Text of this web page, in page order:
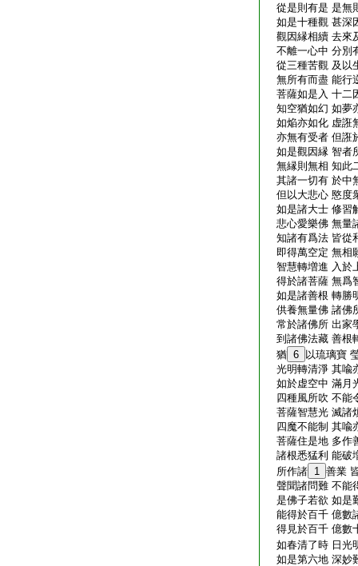
從是則有是 是無
如是十種觀 甚深
觀因縁相續 去來
不離一心中 分別
從三種苦觀 及以
無所有而盡 能行
菩薩如是入 十二
知空猶如幻 如夢
如焔亦如化 虚誑
亦無有受者 但誑
如是觀因縁 智者
無縁則無相 知此
其諸一切有 於中
但以大悲心 愍度
如是諸大士 修習
悲心愛樂佛 無量
知諸有爲法 皆從
即得萬空定 無相
智慧轉増進 入於
得於諸菩薩 無爲
如是諸善根 轉勝
供養無量佛 諸佛
常於諸佛所 出家
到諸佛法藏 善根
猶 6
以琉璃寶
光明轉清淨 其喩
如於虚空中 滿月
四種風所吹 不能
菩薩智慧光 滅諸
四魔不能制 其喩
菩薩住是地 多作
諸根悉猛利 能破
所作諸 1 善業
聲聞諸問難 不能
是佛子若欲 如是
能得於百千 億數
得見於百千 億數
如春清了時 日光
如是第六地 深妙